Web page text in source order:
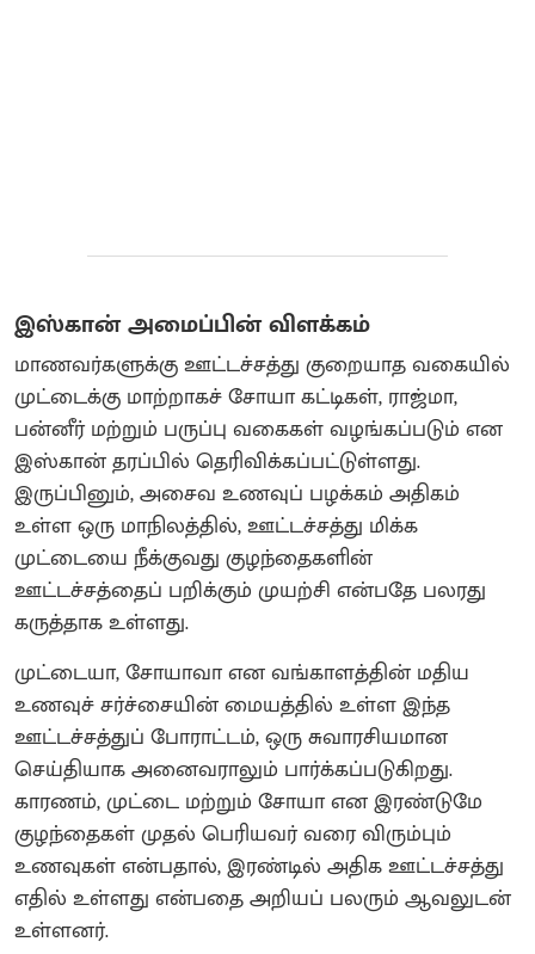
இஸ்கான் அமைப்பின் விளக்கம்
மாணவர்களுக்கு ஊட்டச்சத்து குறையாத வகையில்
முட்டைக்கு மாற்றாகச் சோயா கட்டிகள், ராஜ்மா,
பன்னீர் மற்றும் பருப்பு வகைகள் வழங்கப்படும் என
இஸ்கான் தரப்பில் தெரிவிக்கப்பட்டுள்ளது.
இருப்பினும், அசைவ உணவுப் பழக்கம் அதிகம்
உள்ள ஒரு மாநிலத்தில், ஊட்டச்சத்து மிக்க
முட்டையை நீக்குவது குழந்தைகளின்
ஊட்டச்சத்தைப் பறிக்கும் முயற்சி என்பதே பலரது
கருத்தாக உள்ளது.
முட்டையா, சோயாவா என வங்காளத்தின் மதிய
உணவுச் சர்ச்சையின் மையத்தில் உள்ள இந்த
ஊட்டச்சத்துப் போராட்டம், ஒரு சுவாரசியமான
செய்தியாக அனைவராலும் பார்க்கப்படுகிறது.
காரணம், முட்டை மற்றும் சோயா என இரண்டுமே
குழந்தைகள் முதல் பெரியவர் வரை விரும்பும்
உணவுகள் என்பதால், இரண்டில் அதிக ஊட்டச்சத்து
எதில் உள்ளது என்பதை அறியப் பலரும் ஆவலுடன்
உள்ளனர்.